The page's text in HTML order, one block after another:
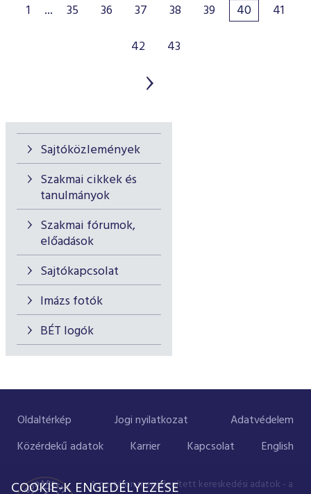
Sajtóközlemények
Szakmai cikkek és
tanulmányok
Szakmai fórumok,
előadások
Sajtókapcsolat
Imázs fotók
BÉT logók
1 ... 35 36 37 38 39 40
41
42
43
Oldaltérkép Jogi nyilatkozat
Adatvédelem
Közérdekű adatok
Karrier Kapcsolat English
A portálon megjelenített kereskedési adatok - a
COOKIE-K ENGEDÉLYEZÉSE